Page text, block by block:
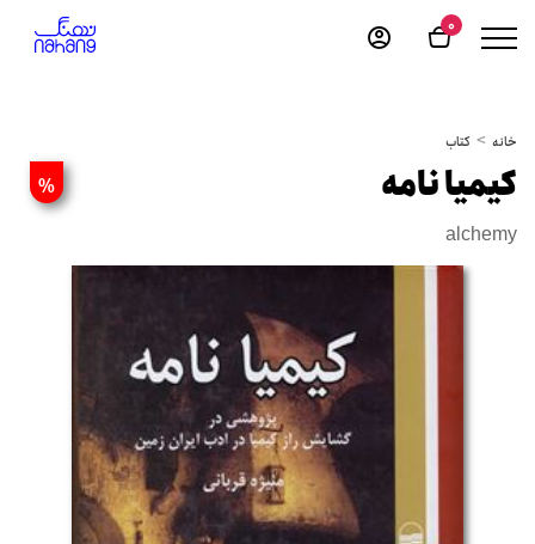
0
خانه کتاب
% کیمیا نامه
alchemy